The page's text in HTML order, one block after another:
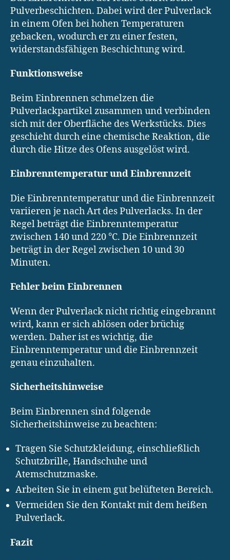
Pulverbeschichten. Dabei wird der Pulverlack
in einem Ofen bei hohen Temperaturen
gebacken, wodurch er zu einer festen,
widerstandsfähigen Beschichtung wird.
Funktionsweise
Beim Einbrennen schmelzen die
Pulverlackpartikel zusammen und verbinden
sich mit der Oberfläche des Werkstücks. Dies
geschieht durch eine chemische Reaktion, die
durch die Hitze des Ofens ausgelöst wird.
Einbrenntemperatur und Einbrennzeit
Die Einbrenntemperatur und die Einbrennzeit
variieren je nach Art des Pulverlacks. In der
Regel beträgt die Einbrenntemperatur
zwischen 140 und 220 °C. Die Einbrennzeit
beträgt in der Regel zwischen 10 und 30
Minuten.
Fehler beim Einbrennen
Wenn der Pulverlack nicht richtig eingebrannt
wird, kann er sich ablösen oder brüchig
werden. Daher ist es wichtig, die
Einbrenntemperatur und die Einbrennzeit
genau einzuhalten.
Sicherheitshinweise
Beim Einbrennen sind folgende
Sicherheitshinweise zu beachten:
Tragen Sie Schutzkleidung, einschließlich
Schutzbrille, Handschuhe und
Atemschutzmaske.
Arbeiten Sie in einem gut belüfteten Bereich.
Vermeiden Sie den Kontakt mit dem heißen
Pulverlack.
Fazit